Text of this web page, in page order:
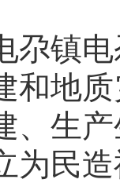
镇电
和地
、生
为民